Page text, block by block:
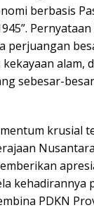
berbasis
perjuangan
alam,
sebesar-
krusial
kehadirannya
PDKN